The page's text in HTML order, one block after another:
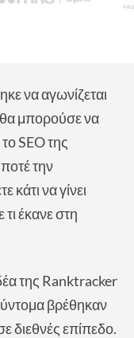
να αγωνίζεται
θα μπορούσε να
SEO της
την
κάτι να γίνει
έκανε στη
της Ranktracker
βρέθηκαν
διεθνές επίπεδο.